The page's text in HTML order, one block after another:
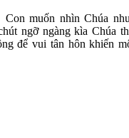
Con muốn nhìn Chúa
ngỡ ngàng kìa Chúa
để vui tân hôn khiến